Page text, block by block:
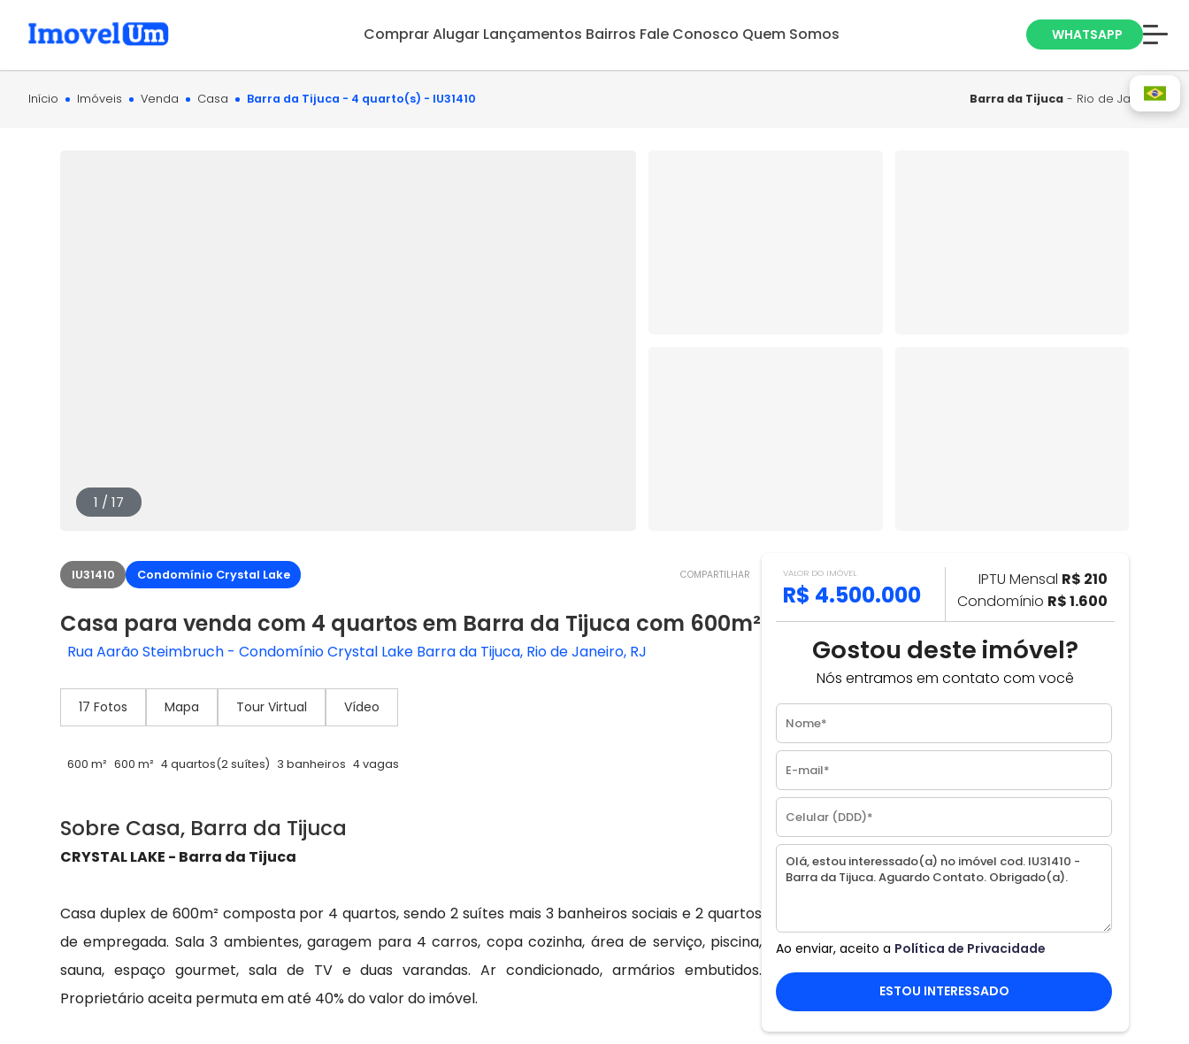
ComprarAlugar Lançamentos Bairros Fale Conosco Quem Somos WHATSAPP
Anuncie seu
Imóvel
Trabalhe Conosco
Início Imóveis Venda Casa Barra da Tijuca - 4 quarto(s) - IU31410 Barra da Tijuca - Rio de Janeiro
1 / 17
IU31410 Condomínio Crystal Lake COMPARTILHAR
Casa para venda com 4 quartos em Barra da Tijuca com 600m²
Rua Aarão Steimbruch - Condomínio Crystal Lake Barra da Tijuca, Rio de Janeiro, RJ
17 Fotos Mapa Tour Virtual Vídeo
600 m² 600 m² 4 quartos(2 suítes) 3 banheiros 4 vagas
Sobre Casa, Barra da Tijuca
CRYSTAL LAKE - Barra da Tijuca
Casa duplex de 600m² composta por 4 quartos, sendo 2 suítes mais 3 banheiros sociais e 2 quartos
de empregada. Sala 3 ambientes, garagem para 4 carros, copa cozinha, área de serviço, piscina,
sauna, espaço gourmet, sala de TV e duas varandas. Ar condicionado, armários embutidos.
Proprietário aceita permuta em até 40% do valor do imóvel.
VALOR DO IMÓVEL
R$ 4.500.000
IPTU Mensal R$ 210
Condomínio R$ 1.600
Gostou deste imóvel?
Nós entramos em contato com você
Ao enviar, aceito a Política de Privacidade
ESTOU INTERESSADO